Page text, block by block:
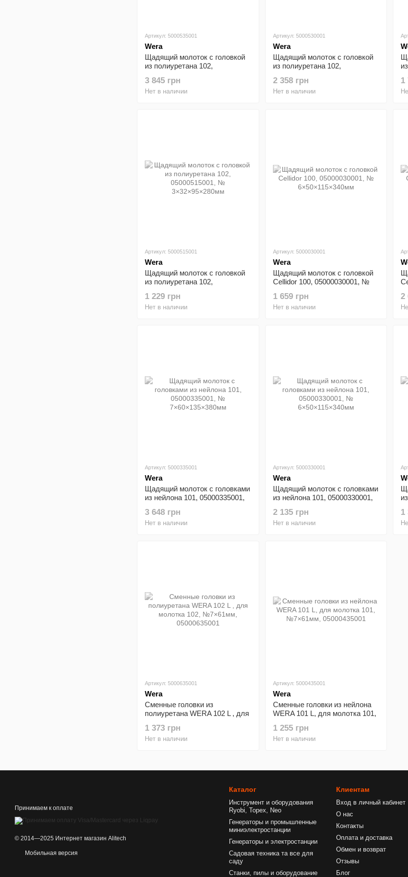
Артикул: 5000535001
Wera
Щадящий молоток с головкой
из полиуретана 102,
7×60×135×380мм
3 845 грн
Нет в наличии
Артикул: 5000530001
Wera
Щадящий молоток с головкой
из полиуретана 102,
6×50×115×340мм
2 358 грн
Нет в наличии
1
Артикул: 5000515001
Wera
Щадящий молоток с головкой
из полиуретана 102,
3×32×95×280мм
1 229 грн
Нет в наличии
Артикул: 5000030001
Wera
Щадящий молоток с головкой
Cellidor 100, 05000030001, №
1 659 грн
Нет в наличии
2
Артикул: 5000335001
Wera
Щадящий молоток с головками
из нейлона 101, 05000335001,
3 648 грн
Нет в наличии
Артикул: 5000330001
Wera
Щадящий молоток с головками
из нейлона 101, 05000330001,
2 135 грн
Нет в наличии
1
Артикул: 5000635001
Wera
Сменные головки из
полиуретана WERA 102 L , для
05000635001
1 373 грн
Нет в наличии
Артикул: 5000435001
Wera
Сменные головки из нейлона
WERA 101 L, для молотка 101,
1 255 грн
Нет в наличии
Принимаем к оплате
© 2014—2025 Интернет магазин Alitech
Мобильная версия
Каталог
Инструмент и оборудования
Ryobi, Topex, Neo
Генераторы и промышленные
миниэлектростанции
Генераторы и электростанции
Садовая техника та все для
саду
Станки, пилы и оборудование
Клиентам
Вход в личный кабинет
О нас
Контакты
Оплата и доставка
Обмен и возврат
Отзывы
Блог